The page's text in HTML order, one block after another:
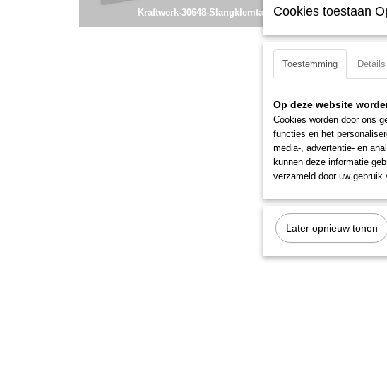
Kraftwerk-30648-SlangklemtangCookies toestaan
Toestemming Details
Op deze website
Cookies worden door ons
functies en het
media-, advertentie- en
kunnen deze informatie
verzameld door uw
Later opnieuw tonen